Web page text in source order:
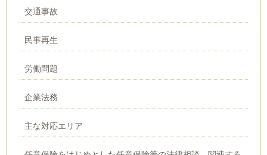
交通事故
民事再生
労働問題
企業法務
主な対応エリア